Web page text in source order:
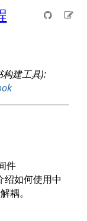
构建工具):
件
如何使用中
耦。